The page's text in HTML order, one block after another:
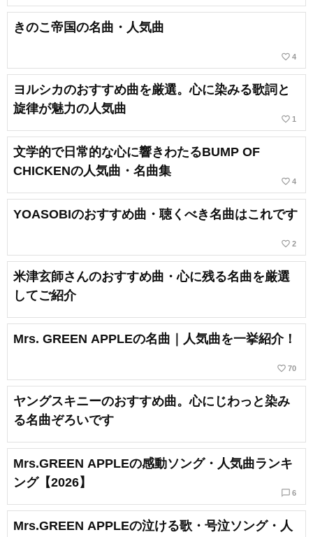
きのこ帝国の名曲・人気曲
favorite_border 4
ヨルシカのおすすめ曲を厳選。心に染みる歌詞と
旋律が魅力の人気曲
favorite_border 1
文学的で日常的な心に響きわたるBUMP OF
CHICKENの人気曲・名曲集
favorite_border 4
YOASOBIのおすすめ曲・聴くべき名曲はこれです
favorite_border 2
米津玄師さんのおすすめ曲・心に残る名曲を厳選
してご紹介
Mrs. GREEN APPLEの名曲｜人気曲を一挙紹介！
favorite_border 70
ヤングスキニーのおすすめ曲。心にじわっと染み
る名曲ぞろいです
Mrs.GREEN APPLEの感動ソング・人気曲ランキ
ング【2026】
chat_bubble_outline 6
Mrs.GREEN APPLEの泣ける歌・号泣ソング・人